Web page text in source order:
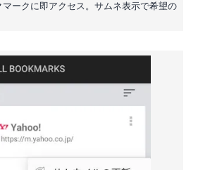
ークに即アクセス。サムネ表示で希望の